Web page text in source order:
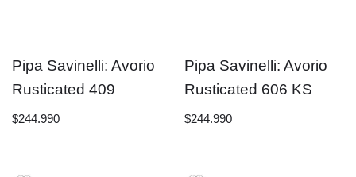
Pipa Savinelli: Avorio
Rusticated 409
$244.990
Pipa Savinelli: Avorio
Rusticated 606 KS
$244.990